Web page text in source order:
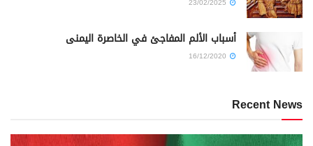
أسباب الألم المفاجئ في الخاصرة اليمنى
Recent News